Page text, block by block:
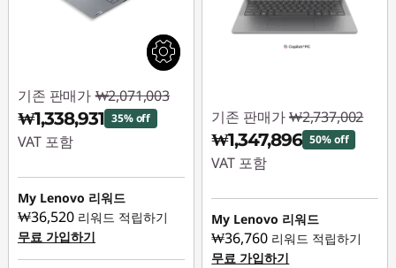
기존 판매가 ₩2,071,003
₩1,338,931 35% off
VAT 포함
즉시 할인: :-
₩732,072
My Lenovo 리워드
₩36,520 리워드 적립하기
무료 가입하기
기존 판매가 ₩2,737,002
₩1,347,896 50% off
VAT 포함
즉시 할인: :-
₩1,389,106
My Lenovo 리워드
₩36,760 리워드 적립하기
무료 가입하기